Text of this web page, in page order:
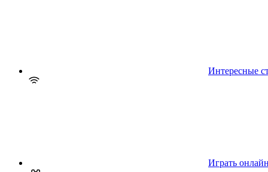
Интересные
Играть онлайн